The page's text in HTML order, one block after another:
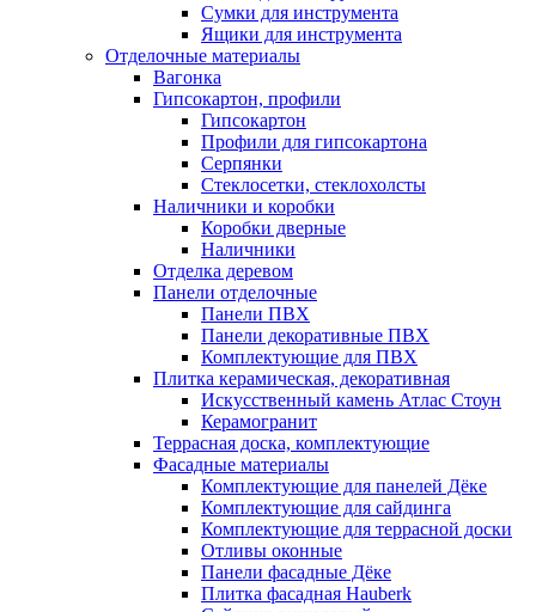
Сумки для инструмента
Ящики для инструмента
Отделочные материалы
Вагонка
Гипсокартон, профили
Гипсокартон
Профили для гипсокартона
Серпянки
Стеклосетки, стеклохолсты
Наличники и коробки
Коробки дверные
Наличники
Отделка деревом
Панели отделочные
Панели ПВХ
Панели декоративные ПВХ
Комплектующие для ПВХ
Плитка керамическая, декоративная
Искусственный камень Атлас Стоун
Керамогранит
Террасная доска, комплектующие
Фасадные материалы
Комплектующие для панелей Дёке
Комплектующие для сайдинга
Комплектующие для террасной доски
Отливы оконные
Панели фасадные Дёке
Плитка фасадная Hauberk